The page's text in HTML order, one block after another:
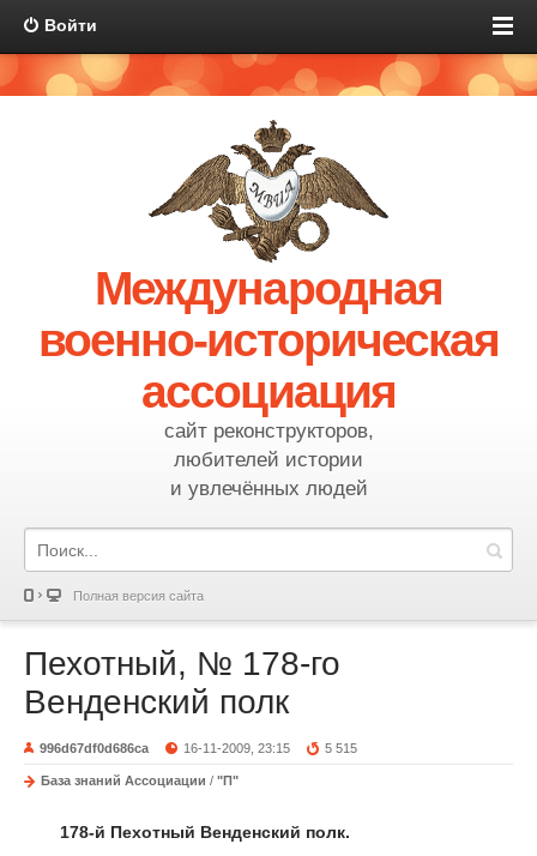
Войти
Международная
военно-историческая
ассоциация
сайт реконструкторов,
любителей истории
и увлечённых людей
Полная версия сайта
Пехотный, № 178-го
Венденский полк
996d67df0d686ca 16-11-2009, 23:15 5 515
База знаний Ассоциации / "П"
178-й Пехотный Венденский полк.